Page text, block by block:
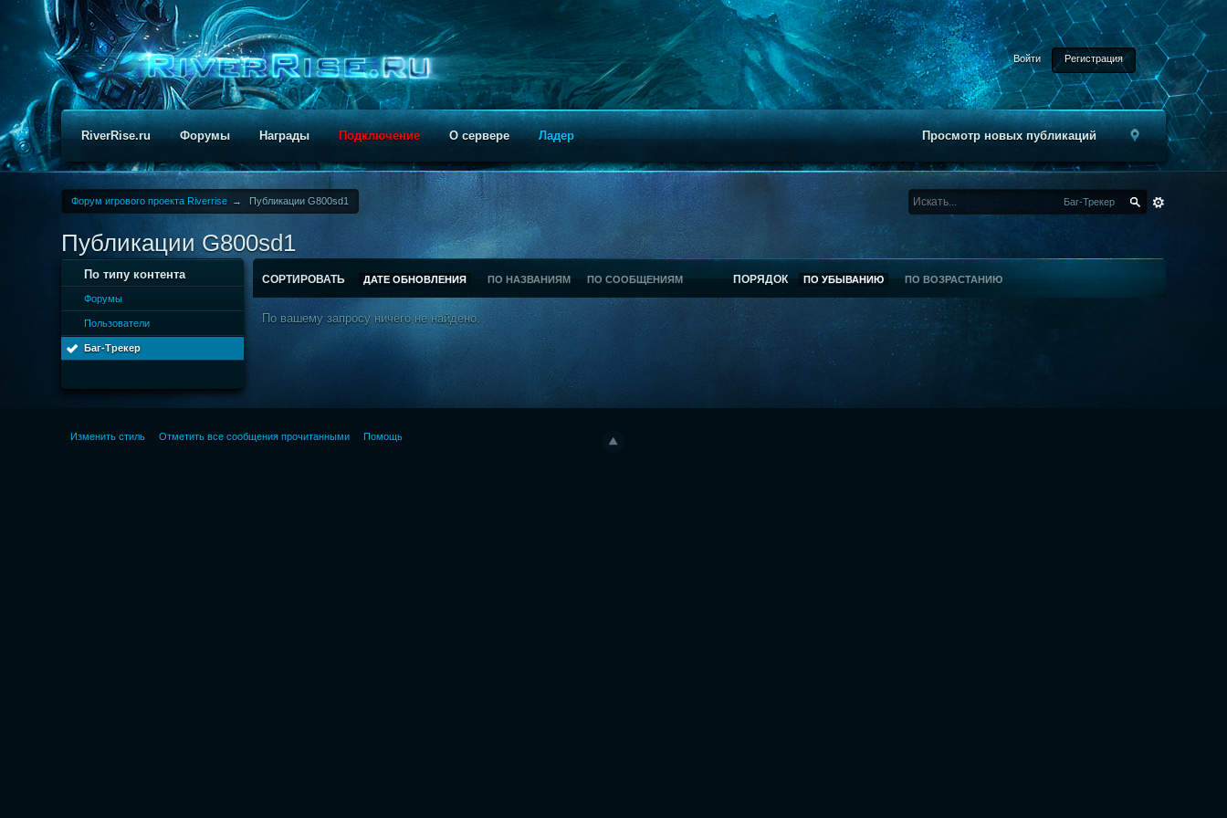
Войти Регистрация
Просмотр новых публикаций
RiverRise.ru Форумы Награды Подключение О сервере Ладер
Форум игрового проекта Riverrise → Публикации G800sd1 Баг-Трекер
Публикации G800sd1
По типу контента
Форумы
Пользователи
Баг-Трекер
СОРТИРОВАТЬ ДАТЕ ОБНОВЛЕНИЯ ПО НАЗВАНИЯМ ПО СООБЩЕНИЯМ ПОРЯДОК ПО УБЫВАНИЮ ПО ВОЗРАСТАНИЮ
По вашему запросу ничего не найдено.
Изменить стиль Отметить все сообщения прочитанными Помощь